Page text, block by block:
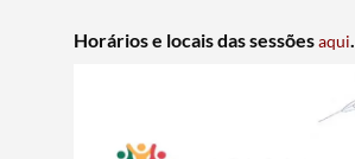
Horários e locais das sessõesaqui.